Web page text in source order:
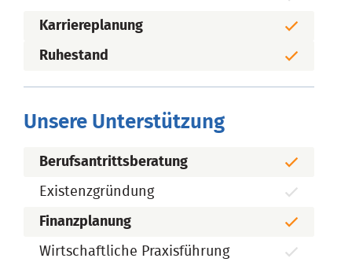
Karriereplanung
Ruhestand
Unsere Unterstützung
Berufsantrittsberatung
Existenzgründung
Finanzplanung
Wirtschaftliche Praxisführung